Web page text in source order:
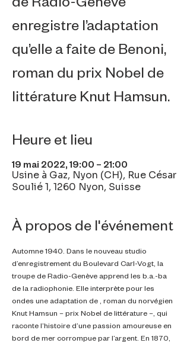
enregistre l’adaptation
qu’elle a faite de Benoni,
roman du prix Nobel de
littérature Knut Hamsun.
Heure et lieu
19 mai 2022, 19:00 – 21:00
Usine à Gaz, Nyon (CH), Rue César
Soulié 1, 1260 Nyon, Suisse
À propos de l'événement
Automne 1940. Dans le nouveau studio
d’enregistrement du Boulevard Carl-Vogt, la
troupe de Radio-Genève apprend les b.a.-ba
de la radiophonie. Elle interprète pour les
ondes une adaptation de , roman du norvégien
Knut Hamsun – prix Nobel de littérature –, qui
raconte l’histoire d’une passion amoureuse en
bord de mer corrompue par l’argent. En 1870,